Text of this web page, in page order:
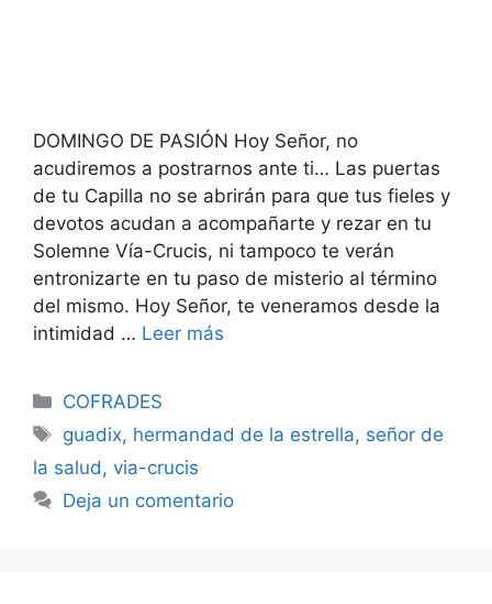
DOMINGO DE PASIÓN Hoy Señor, no
acudiremos a postrarnos ante ti… Las puertas
de tu Capilla no se abrirán para que tus fieles y
devotos acudan a acompañarte y rezar en tu
Solemne Vía-Crucis, ni tampoco te verán
entronizarte en tu paso de misterio al término
del mismo. Hoy Señor, te veneramos desde la
intimidad … Leer más
Categorías
COFRADES
Etiquetas
guadix, hermandad de la estrella, señor de
la salud, via-crucis
Deja un comentario